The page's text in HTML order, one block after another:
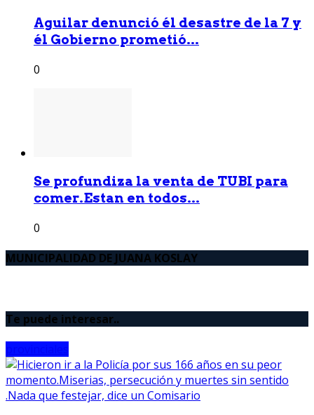
Aguilar denunció él desastre de la 7 y
él Gobierno prometió...
0
Se profundiza la venta de TUBI para
comer.Estan en todos...
0
MUNICIPALIDAD DE JUANA KOSLAY
Te puede interesar..